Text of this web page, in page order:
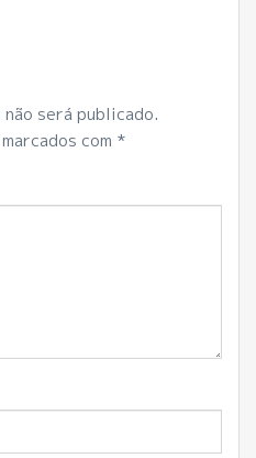
será publicado.
com *